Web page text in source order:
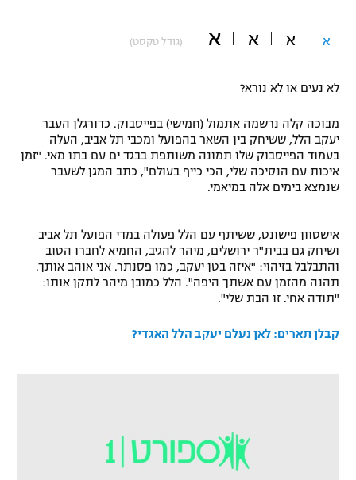
תקנון משתתפים וזוכים בפרסים
תקנון עבור פעילות אלקטרה
טניס
גיימינג E-Sports
תנאי שימוש
מדיניות פרטיות
תקנון פעילות ספורט 1
לוח דרושים – ג'ובנט
אופניים
פוטבול אמריקאי NFL
בייסבול MLB
אומנויות לחימה
גיימינג E-Sports
א א א א (גודל טקסט)
לא נעים או לא נורא?
מבוכה קלה נרשמה אתמול (חמישי) בפייסבוק. כדורגלן העבר
יעקב הלל, ששיחק בין השאר בהפועל ומכבי תל אביב, העלה
בעמוד הפייסבוק שלו תמונה משותפת בבגד ים עם בתו מאי. "זמן
איכות עם הנסיכה שלי, הכי כייף בעולם", כתב המגן לשעבר
שנמצא בימים אלה במיאמי.
אישטוון פישונט, ששיתף עם הלל פעולה במדי הפועל תל אביב
ושיחק גם בבית"ר ירושלים, מיהר להגיב, החמיא לחברו הטוב
והתבלבל בזיהוי: "איזה בטן יעקב, כמו פסנתר. אני אוהב אותך.
תהנה מהזמן עם אשתך היפה". הלל כמובן מיהר לתקן אותו:
"תודה אחי. זו הבת שלי".
קבלן תארים: לאן נעלם יעקב הלל האגדי?